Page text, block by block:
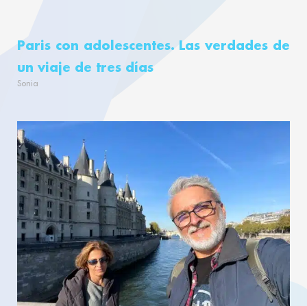
Paris con adolescentes. Las verdades de
un viaje de tres días
Sonia